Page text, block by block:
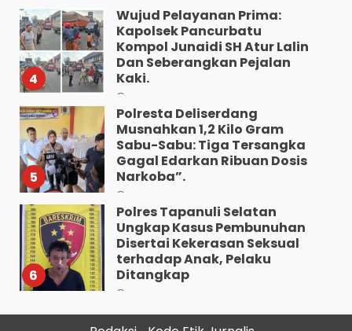
4
Wujud Pelayanan Prima:
Kapolsek Pancurbatu
Kompol Junaidi SH Atur Lalin
Dan Seberangkan Pejalan
Kaki.
5
Polresta Deliserdang
Musnahkan 1,2 Kilo Gram
Sabu-Sabu: Tiga Tersangka
Gagal Edarkan Ribuan Dosis
Narkoba”.
6
Polres Tapanuli Selatan
Ungkap Kasus Pembunuhan
Disertai Kekerasan Seksual
terhadap Anak, Pelaku
Ditangkap
Pewarta Polrestabes Medan
Gelar Jumat Barokah,